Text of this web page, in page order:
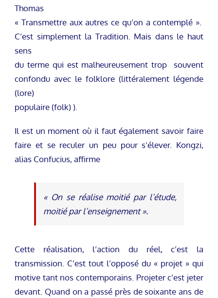
Thomas
« Transmettre aux autres ce qu’on a contemplé ».
C’est simplement la Tradition. Mais dans le haut
sens
du terme qui est malheureusement trop souvent
confondu avec le folklore (littéralement légende
(lore)
populaire (folk) ).
Il est un moment où il faut également savoir faire
faire et se reculer un peu pour s’élever. Kongzi,
alias Confucius, affirme
« On se réalise moitié par l’étude,
moitié par l’enseignement ».
Cette réalisation, l’action du réel, c’est la
transmission. C’est tout l’opposé du « projet » qui
motive tant nos contemporains. Projeter c’est jeter
devant. Quand on a passé près de soixante ans de